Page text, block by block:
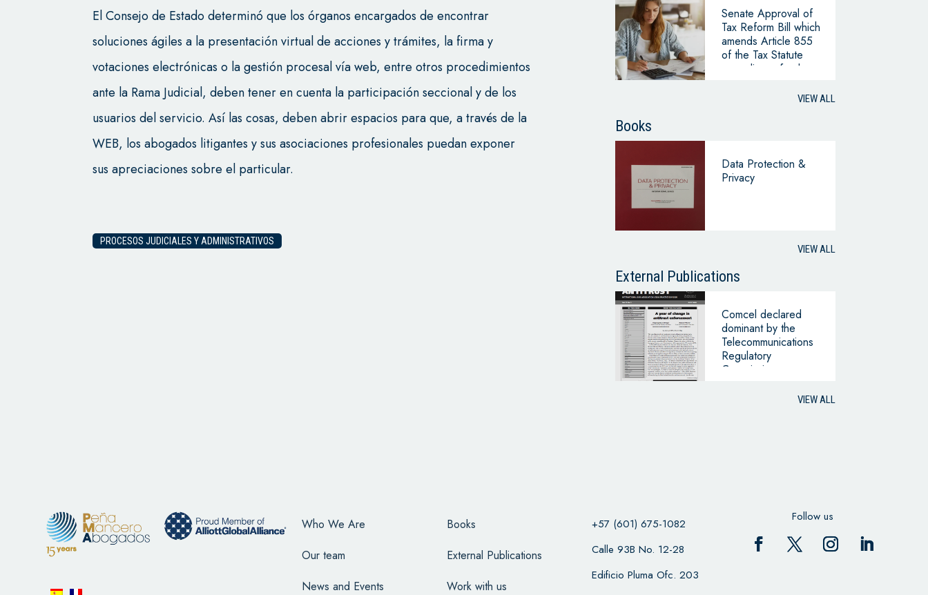
El Consejo de Estado determinó que los órganos encargados de encontrar
soluciones ágiles a la presentación virtual de acciones y trámites, la firma y
votaciones electrónicas o la gestión procesal vía web, entre otros procedimientos
ante la Rama Judicial, deben tener en cuenta la participación seccional y de los
usuarios del servicio. Así las cosas, deben abrir espacios para que, a través de la
WEB, los abogados litigantes y sus asociaciones profesionales puedan exponer
sus apreciaciones sobre el particular.
PROCESOS JUDICIALES Y ADMINISTRATIVOS
Senate Approval of
Tax Reform Bill which
amends Article 855
of the Tax Statute
regarding refunds
VIEW ALL
Books
Data Protection &
Privacy
VIEW ALL
External Publications
Comcel declared
dominant by the
Telecommunications
Regulatory
Commission
VIEW ALL
Who We Are
Our team
News and Events
Books
External Publications
Work with us
+57 (601) 675-1082
Calle 93B No. 12-28
Edificio Pluma Ofc. 203
Follow us